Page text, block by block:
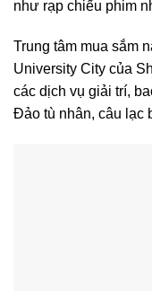
như rạp chiếu phim
Trung tâm mua sắm
University City của
các dịch vụ giải trí,
Đảo tù nhân, câu lạc